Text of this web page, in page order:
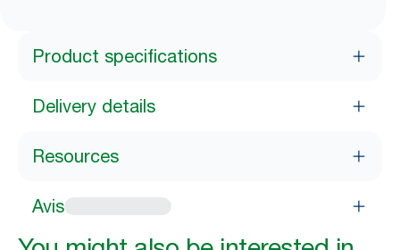
Product specifications
Delivery details
Resources
Avis